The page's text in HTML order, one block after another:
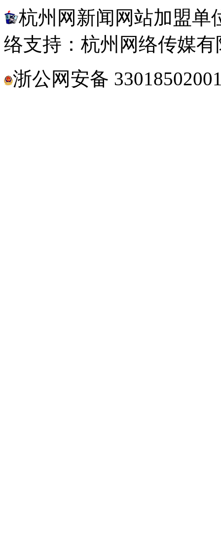
杭州网新闻网站加盟单
络支持：杭州网络传媒有
浙公网安备